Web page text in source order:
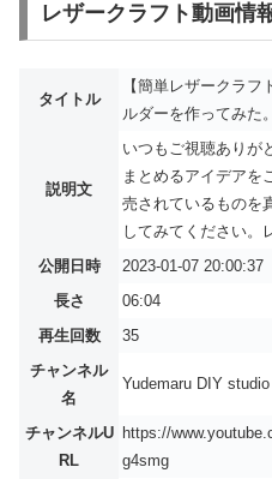
レザークラフト動画情
タイトル
【簡単レザークラ
ルダーを作ってみた。
説明文
いつもご視聴ありが
まとめるアイデアを
売されているものを
してみてください。
公開日時
2023-01-07 20:00:37
長さ
06:04
再生回数
35
チャンネル
名
Yudemaru DIY studio
チャンネルU
RL
https://
g4smg